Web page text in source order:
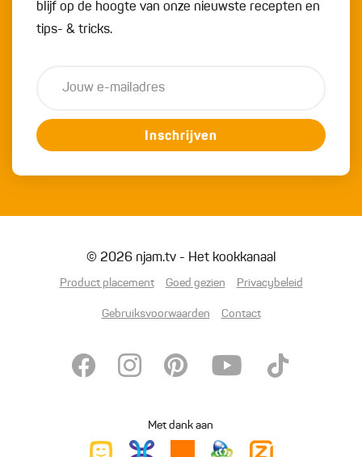
blijf op de hoogte van onze nieuwste recepten en
tips- & tricks.
Inschrijven
© 2026 njam.tv - Het kookkanaal
Product placement Goed gezien Privacybeleid
Gebruiksvoorwaarden Contact
Met dank aan